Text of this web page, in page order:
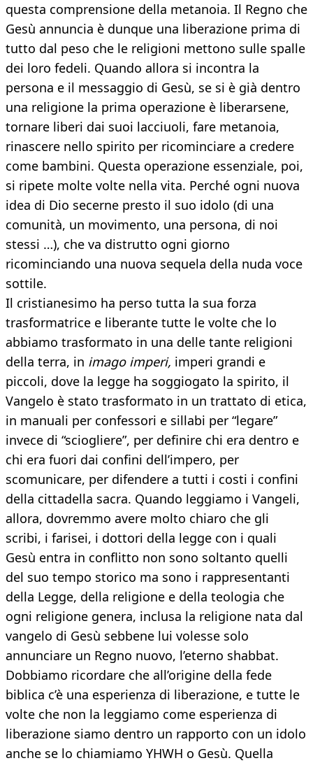
questa comprensione della metanoia. Il Regno che
Gesù annuncia è dunque una liberazione prima di
tutto dal peso che le religioni mettono sulle spalle
dei loro fedeli. Quando allora si incontra la
persona e il messaggio di Gesù, se si è già dentro
una religione la prima operazione è liberarsene,
tornare liberi dai suoi lacciuoli, fare metanoia,
rinascere nello spirito per ricominciare a credere
come bambini. Questa operazione essenziale, poi,
si ripete molte volte nella vita. Perché ogni nuova
idea di Dio secerne presto il suo idolo (di una
comunità, un movimento, una persona, di noi
stessi …), che va distrutto ogni giorno
ricominciando una nuova sequela della nuda voce
sottile.
Il cristianesimo ha perso tutta la sua forza
trasformatrice e liberante tutte le volte che lo
abbiamo trasformato in una delle tante religioni
della terra, in imago imperi, imperi grandi e
piccoli, dove la legge ha soggiogato la spirito, il
Vangelo è stato trasformato in un trattato di etica,
in manuali per confessori e sillabi per “legare”
invece di “sciogliere”, per definire chi era dentro e
chi era fuori dai confini dell’impero, per
scomunicare, per difendere a tutti i costi i confini
della cittadella sacra. Quando leggiamo i Vangeli,
allora, dovremmo avere molto chiaro che gli
scribi, i farisei, i dottori della legge con i quali
Gesù entra in conflitto non sono soltanto quelli
del suo tempo storico ma sono i rappresentanti
della Legge, della religione e della teologia che
ogni religione genera, inclusa la religione nata dal
vangelo di Gesù sebbene lui volesse solo
annunciare un Regno nuovo, l’eterno shabbat.
Dobbiamo ricordare che all’origine della fede
biblica c’è una esperienza di liberazione, e tutte le
volte che non la leggiamo come esperienza di
liberazione siamo dentro un rapporto con un idolo
anche se lo chiamiamo YHWH o Gesù. Quella